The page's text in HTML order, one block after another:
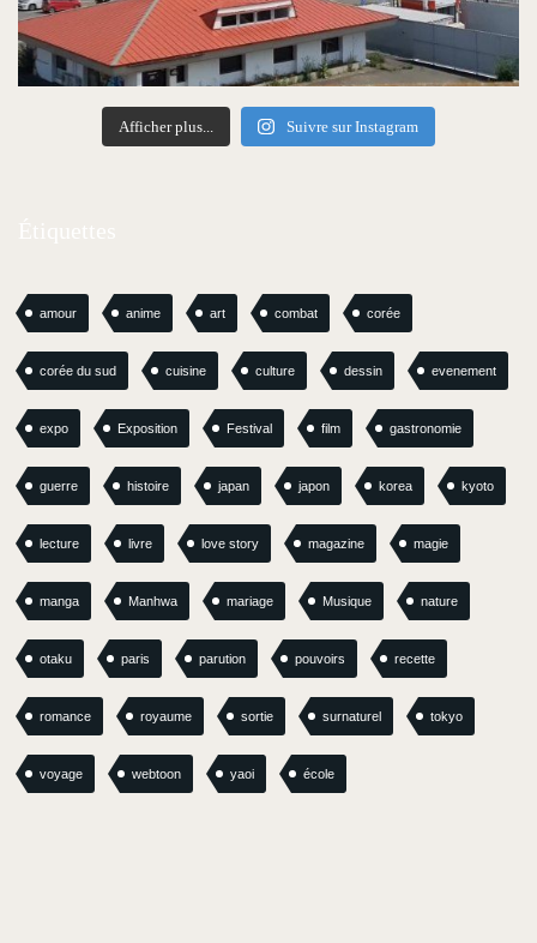
Afficher plus... Suivre sur Instagram
amour anime art combat corée
corée du sud cuisine culture dessin evenement
expo Exposition Festival film gastronomie
guerre histoire japan japon korea kyoto
lecture livre love story magazine magie
manga Manhwa mariage Musique nature
otaku paris parution pouvoirs recette
romance royaume sortie surnaturel tokyo
voyage webtoon yaoi école